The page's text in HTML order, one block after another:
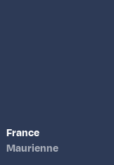
France
Maurienne